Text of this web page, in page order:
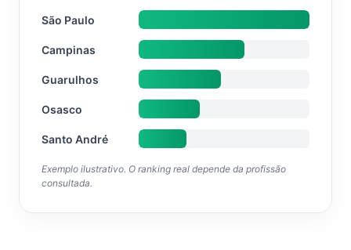
São Paulo
Campinas
Guarulhos
Osasco
Santo André
Exemplo ilustrativo. O ranking real depende da profissão
consultada.